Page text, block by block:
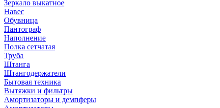
Зеркало выкатное
Навес
Обувница
Пантограф
Наполнение
Полка сетчатая
Труба
Штанга
Штангодержатели
Бытовая техника
Вытяжки и фильтры
Амортизаторы и демпферы